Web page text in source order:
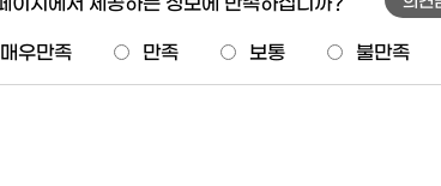
매우만족 만족 보통 불만족